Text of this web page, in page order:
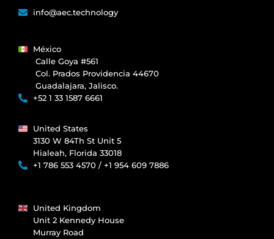
info@aec.technology
México
Calle Goya #561
Col. Prados Providencia 44670
Guadalajara, Jalisco.
+52 1 33 1587 6661
United States
3130 W 84Th St Unit 5
Hialeah, Florida 33018
+1 786 553 4570 / +1 954 609 7886
United Kingdom
Unit 2 Kennedy House
Murray Road